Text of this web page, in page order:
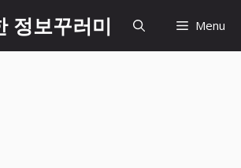
정보꾸러미 Menu